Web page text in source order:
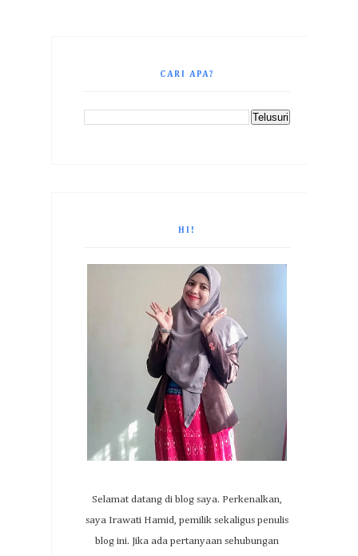
CARI APA?
HI!
Selamat datang di blog saya. Perkenalkan,
saya Irawati Hamid, pemilik sekaligus penulis
blog ini. Jika ada pertanyaan sehubungan